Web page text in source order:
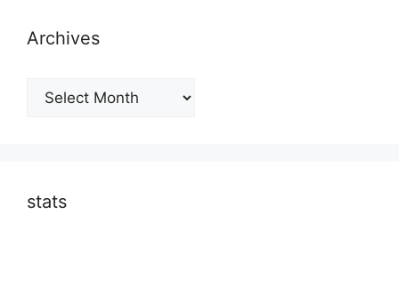
Archives
Archives
stats